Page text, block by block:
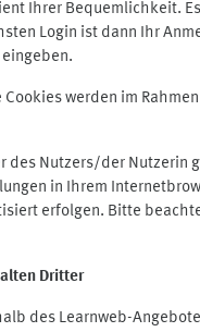
Ihrer Bequemlichkeit.
Login ist dann Ihr
Cookies werden im
des Nutzers/der
in Ihrem
erfolgen. Bitte
Dritter
des Learnweb-